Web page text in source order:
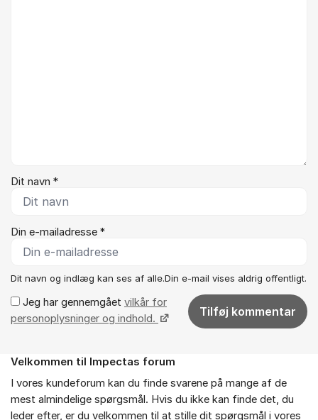
Dit navn *
Din e-mailadresse *
Dit navn og indlæg kan ses af alle.Din e-mail vises aldrig offentligt.
Jeg har gennemgået vilkår for
personoplysninger og indhold.
Tilføj kommentar
Om forummet
Velkommen til Impectas forum
I vores kundeforum kan du finde svarene på mange af de
mest almindelige spørgsmål. Hvis du ikke kan finde det, du
leder efter, er du velkommen til at stille dit spørgsmål i vores